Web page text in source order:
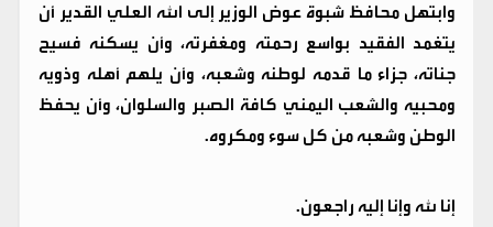
وابتهل محافظ شبوة عوض الوزير إلى الله العلي القدير أن
يتغمد الفقيد بواسع رحمته ومغفرته، وأن يسكنه فسيح
جناته، جزاء ما قدمه لوطنه وشعبه، وأن يلهم أهله وذويه
ومحبيه والشعب اليمني كافة الصبر والسلوان، وأن يحفظ
الوطن وشعبه من كل سوء ومكروه.
إنا لله وإنا إليه راجعون.